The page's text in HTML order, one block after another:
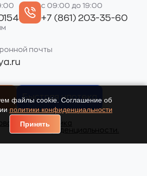
с 09:00 до 19:00
+7 (861) 203-35-60
почты
Быстрая ипотека
Политика
конфиденциальности.
файлы cookie. Соглашение об
политики конфиденциальности
Принять